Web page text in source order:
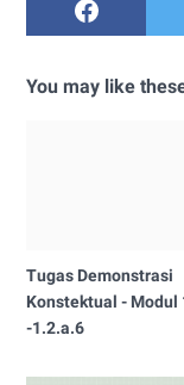
You may like
Tugas Demonstrasi
Konstektual - Modul
-1.2.a.6